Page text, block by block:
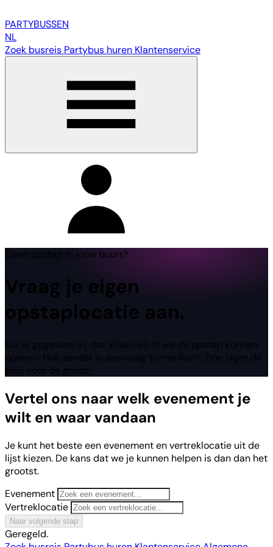
PARTYBUSSEN
NL
Zoek busreis Partybus huren Klantenservice
Geen opstap in jouw buurt?
Vraag je eigen
opstaplocatie aan.
Vul je gegevens in, dan kijken wij of we de opstap kunnen
openen. Hoe eerder je aanvraag binnenkomt, hoe lager de
prijs voor de groep.
Vertel ons naar welk evenement je
wilt en waar vandaan
Je kunt het beste een evenement en vertreklocatie uit de
lijst kiezen. De kans dat we je kunnen helpen is dan dan het
grootst.
Evenement
Vertreklocatie
Naar volgende stap
Geregeld.